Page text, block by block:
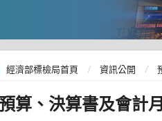
經濟部標檢局首頁 資訊公開
預算、決算書及會計